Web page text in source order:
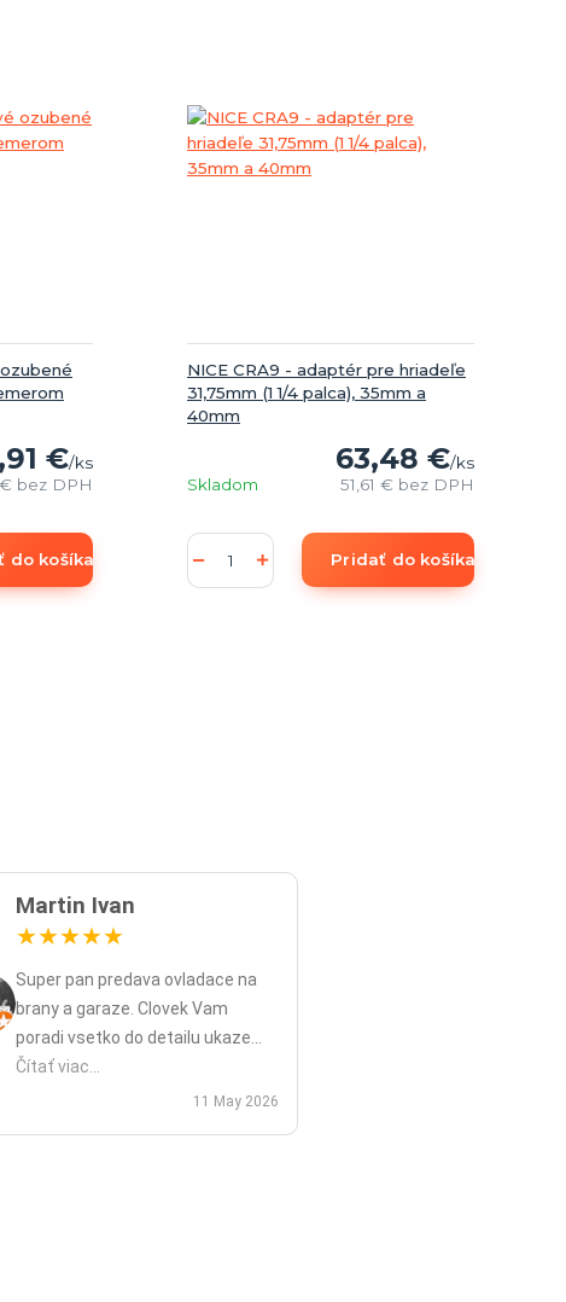
€/ks
bez DPH
do košíka
NICE CRA9 - adaptér pre hriadeľe
31,75mm (1 1/4 palca), 35mm a
40mm
63,48 €/ks
51,61 € bez DPH
Skladom
Pridať do košíka
Martin Ivan
★★★★★
Super pan predava ovladace na
brany a garaze. Clovek Vam
poradi vsetko do detailu ukaze
popripade nadstavy priamo na
mieste a ked uz nahodou to nejde
Čítať viac...
11 May 2026